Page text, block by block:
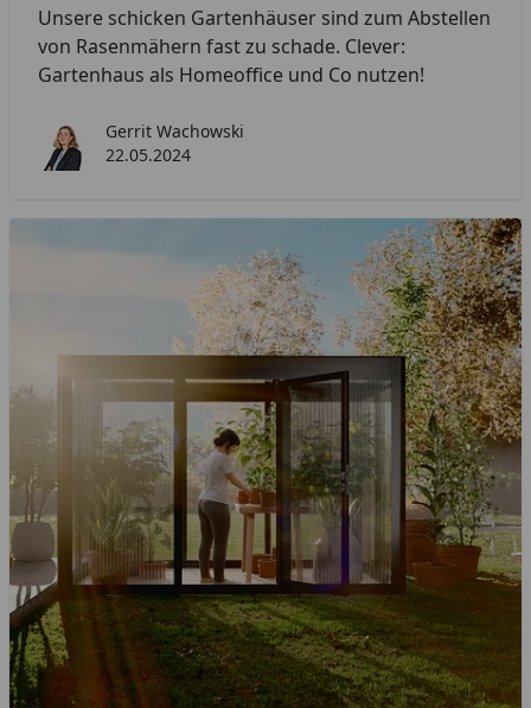
Unsere schicken Gartenhäuser sind zum Abstellen
von Rasenmähern fast zu schade. Clever:
Gartenhaus als Homeoffice und Co nutzen!
Gerrit Wachowski
22.05.2024